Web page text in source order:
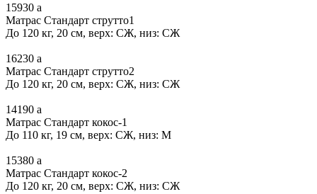
15930 a
Матрас Стандарт струтто1
До 120 кг, 20 см, верх: СЖ, низ: СЖ
16230 a
Матрас Стандарт струтто2
До 120 кг, 20 см, верх: СЖ, низ: СЖ
14190 a
Матрас Стандарт кокос-1
До 110 кг, 19 см, верх: СЖ, низ: М
15380 a
Матрас Стандарт кокос-2
До 120 кг, 20 см, верх: СЖ, низ: СЖ